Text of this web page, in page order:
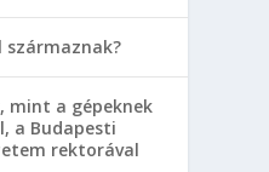
származnak?
mint a gépeknek
a Budapesti
rektorával